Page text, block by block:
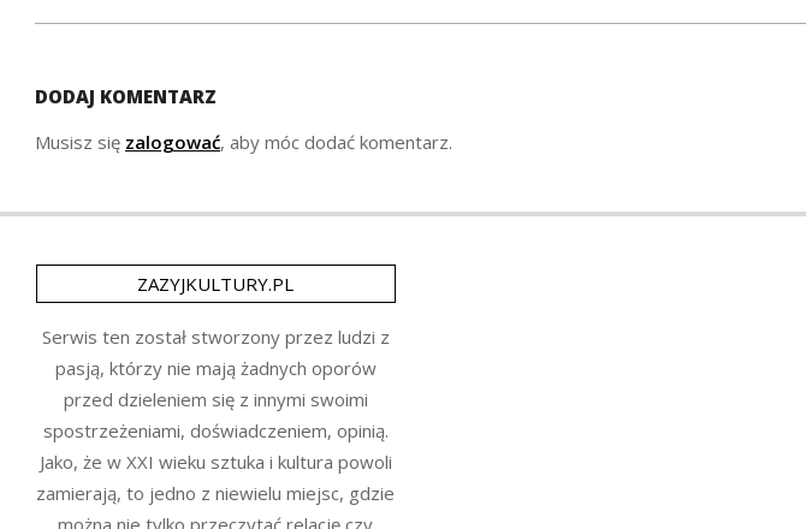
DODAJ KOMENTARZ
Musisz się zalogować, aby móc dodać komentarz.
ZAZYJKULTURY.PL
Serwis ten został stworzony przez ludzi z
pasją, którzy nie mają żadnych oporów
przed dzieleniem się z innymi swoimi
spostrzeżeniami, doświadczeniem, opinią.
Jako, że w XXI wieku sztuka i kultura powoli
zamierają, to jedno z niewielu miejsc, gdzie